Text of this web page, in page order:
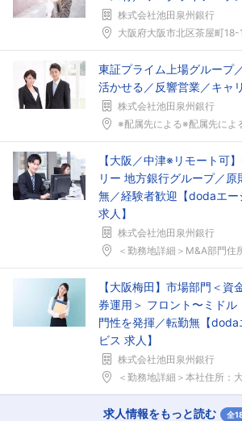
株式会社池田泉州銀行
大阪府大阪市北区茶屋町18-14
東証プライム上場グループ
活かせる／反響営業／キャ
株式会社池田泉州銀行
※配属先による※配属先によ
【大阪／中津※リモート可
リー 地方銀行グループ／原
無／経験者歓迎【dodaエー
求人】
株式会社池田泉州銀行
＜勤務地詳細＞M&A部門住
【大阪梅田】市場部門＜資
券運用＞ フロント〜ミドル
門性を発揮／転勤無【doda
ビス 求人】
株式会社池田泉州銀行
＜勤務地詳細＞本社住所：大阪
求人情報をもっと読む 全